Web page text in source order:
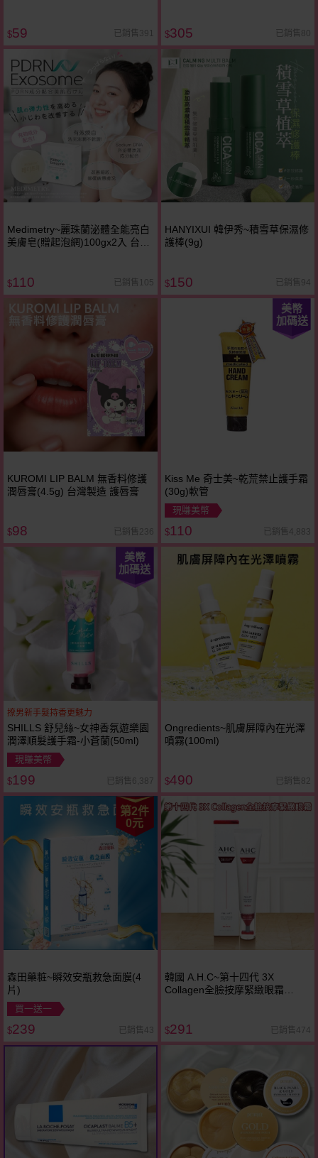
$59 已銷售391 $305 已銷售80
Medimetry~麗珠蘭泌體全能亮白
美膚皂(贈起泡網)100gx2入 台灣
$110 已銷售105
HANYIXUI 韓伊秀~積雪草保濕修
護棒(9g)
$150 已銷售94
KUROMI LIP BALM 無香料修護
潤唇膏(4.5g) 台灣製造 護唇膏
$98 已銷售236
美幣
加碼送
Kiss Me 奇士美~乾荒禁止護手霜
(30g)軟管
現賺美幣
$110 已銷售4,883
美幣
加碼送
撩男新手髮持香更魅力
SHILLS 舒兒絲~女神香氛遊樂園
潤澤順髮護手霜-小蒼蘭(50ml)
現賺美幣
$199 已銷售6,387
Ongredients~肌膚屏障內在光澤
噴霧(100ml)
$490 已銷售82
第2件
0元
森田藥粧~瞬效安瓶救急面膜(4
片)
買一送一
$239 已銷售43
韓國 A.H.C~第十四代 3X
Collagen全臉按摩緊緻眼霜
$291 已銷售474